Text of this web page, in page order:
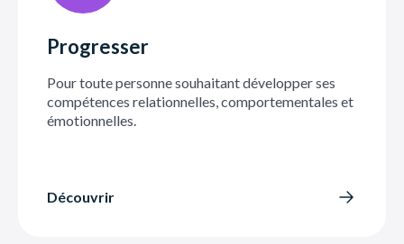
Progresser
Pour toute personne souhaitant développer ses
compétences relationnelles, comportementales et
émotionnelles.
Découvrir